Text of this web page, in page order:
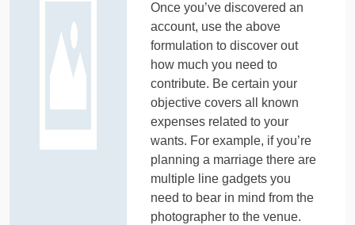
Once you’ve discovered an
account, use the above
formulation to discover out
how much you need to
contribute. Be certain your
objective covers all known
expenses related to your
wants. For example, if you’re
planning a marriage there are
multiple line gadgets you
need to bear in mind from the
photographer to the venue.